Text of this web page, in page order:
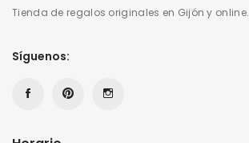
Tienda de regalos originales en Gijón y online.
Síguenos: